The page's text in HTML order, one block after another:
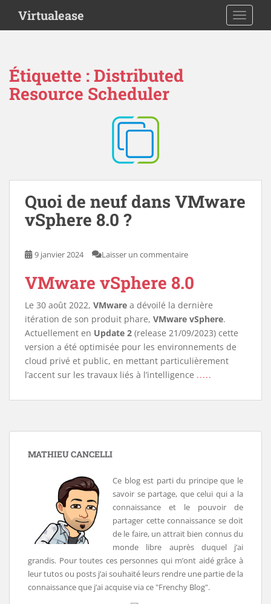
i
Virtualease
Étiquette :Distributed
Resource Scheduler
Quoi de neuf dans VMware
vSphere 8.0 ?
9 janvier 2024 Laisser un commentaire
VMware vSphere 8.0
Le 30 août 2022, VMware a dévoilé la dernière
itération de son produit phare, VMware vSphere.
Actuellement en Update 2 (release 21/09/2023) cette
version a été optimisée pour les environnements de
cloud privé et public, en mettant particulièrement
l’accent sur les travaux liés à l’intelligence .....
MATHIEU CANCELLI
Ce blog est parti du principe que le
savoir se partage, que celui qui a la
connaissance et le pouvoir de
partager cette connaissance se doit
de le faire, un attrait bien connus du
monde libre auprès duquel j’ai
grandis. Pour toutes ces personnes qui m’ont aidé grâce à
leur tutos ou posts j’ai souhaité leurs rendre une partie de la
connaissance que j’ai acquise via ce "Frenchy Blog".